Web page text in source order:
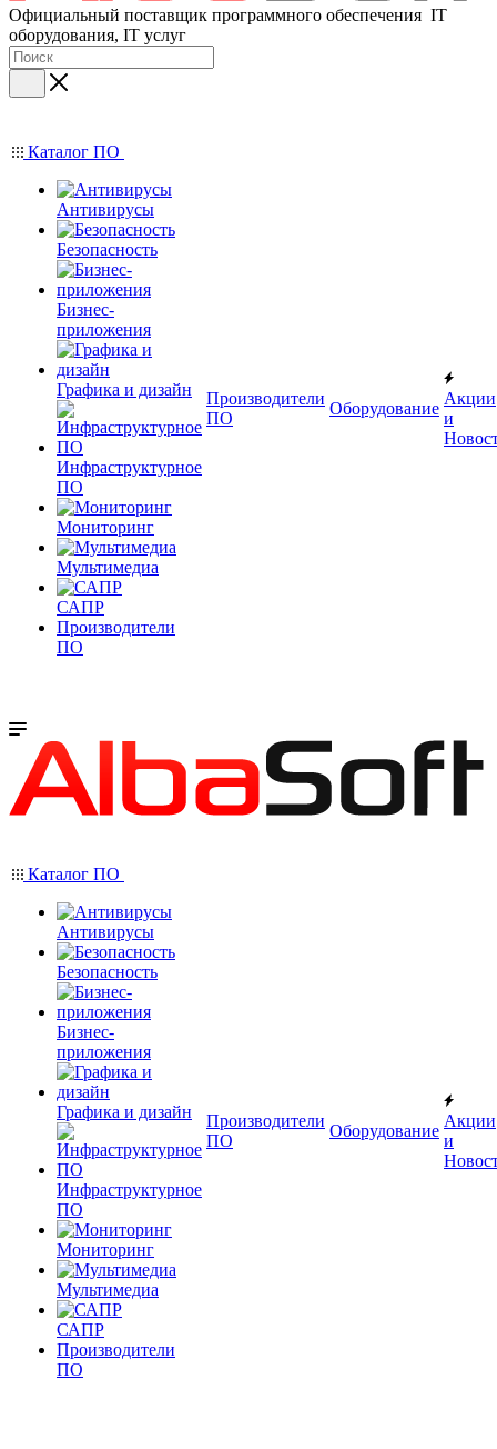
Официальный поставщик программного обеспечения IT
оборудования, IT услуг
Каталог ПО
Антивирусы
Безопасность
Бизнес-
приложения
Графика и дизайн
Инфраструктурное
ПО
Мониторинг
Мультимедиа
САПР
Производители
ПО
Производители
ПО
Оборудование
Акции
и
Каталог ПО
Антивирусы
Безопасность
Бизнес-
приложения
Графика и дизайн
Инфраструктурное
ПО
Мониторинг
Мультимедиа
САПР
Производители
ПО
Производители
ПО
Оборудование
Акции
и